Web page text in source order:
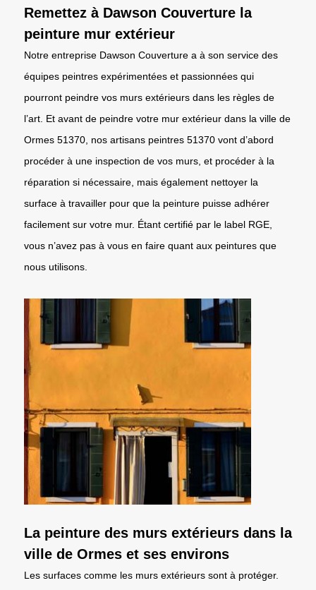
Remettez à Dawson Couverture la
peinture mur extérieur
Notre entreprise Dawson Couverture a à son service des
équipes peintres expérimentées et passionnées qui
pourront peindre vos murs extérieurs dans les règles de
l’art. Et avant de peindre votre mur extérieur dans la ville de
Ormes 51370, nos artisans peintres 51370 vont d’abord
procéder à une inspection de vos murs, et procéder à la
réparation si nécessaire, mais également nettoyer la
surface à travailler pour que la peinture puisse adhérer
facilement sur votre mur. Étant certifié par le label RGE,
vous n’avez pas à vous en faire quant aux peintures que
nous utilisons.
La peinture des murs extérieurs dans la
ville de Ormes et ses environs
Les surfaces comme les murs extérieurs sont à protéger.